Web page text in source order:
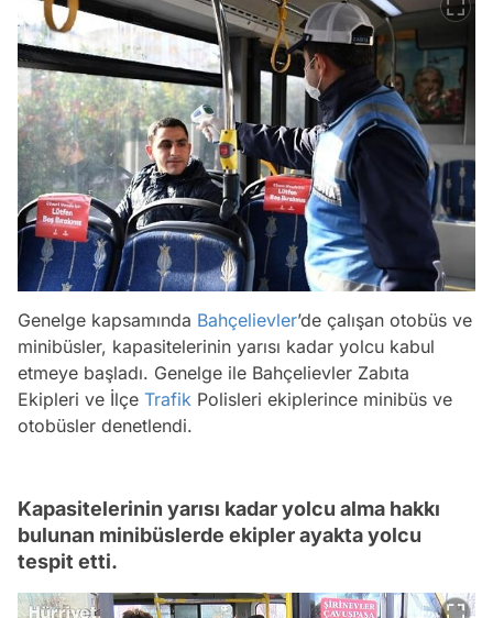
Genelge kapsamında Bahçelievler’de çalışan otobüs ve
minibüsler, kapasitelerinin yarısı kadar yolcu kabul
etmeye başladı. Genelge ile Bahçelievler Zabıta
Ekipleri ve İlçe Trafik Polisleri ekiplerince minibüs ve
otobüsler denetlendi.
Kapasitelerinin yarısı kadar yolcu alma hakkı
bulunan minibüslerde ekipler ayakta yolcu
tespit etti.